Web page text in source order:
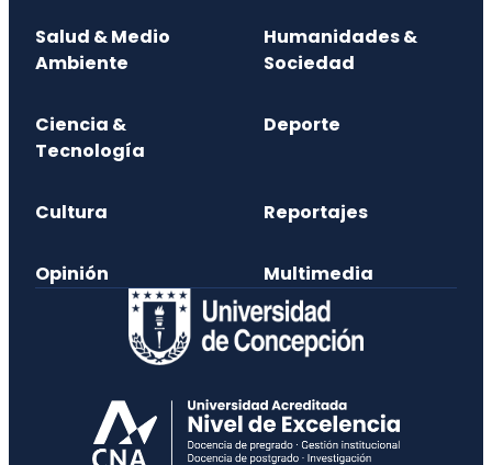
Salud & Medio
Ambiente
Humanidades &
Sociedad
Ciencia &
Tecnología
Deporte
Cultura Reportajes
Opinión Multimedia